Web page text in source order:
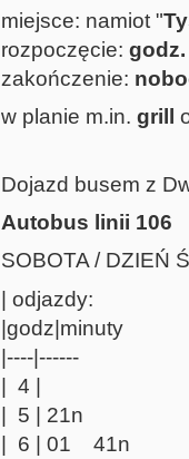
miejsce: namiot "
rozpoczęcie:
zakończenie:
w planie m.in. grill
Dojazd busem z
Autobus linii 106
SOBOTA / DZIEŃ
| odjazdy:
|godz|minuty
|----|------
| 4 |
| 5 | 21n
| 6 | 01 41n